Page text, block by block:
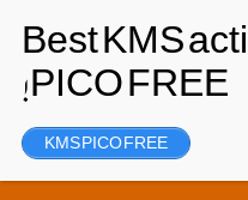
رجسٹر
KMS PICO FREE